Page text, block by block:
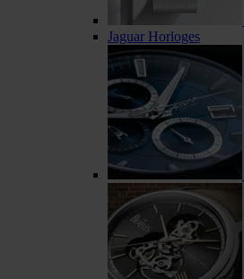
Jaguar Horloges